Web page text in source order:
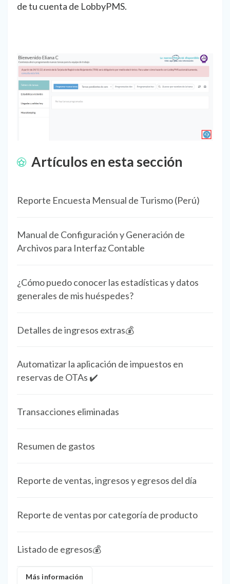
de tu cuenta de LobbyPMS.
Artículos en esta sección
Reporte Encuesta Mensual de Turismo (Perú)
Manual de Configuración y Generación de
Archivos para Interfaz Contable
¿Cómo puedo conocer las estadísticas y datos
generales de mis huéspedes?
Detalles de ingresos extras💰
Automatizar la aplicación de impuestos en
reservas de OTAs ✔️
Transacciones eliminadas
Resumen de gastos
Reporte de ventas, ingresos y egresos del día
Reporte de ventas por categoría de producto
Listado de egresos💰
Más información